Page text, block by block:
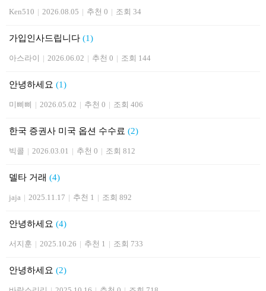
Ken510 | 2026.08.05 | 추천 0 | 조회 34
가입인사드립니다 (1)
아스라이 | 2026.06.02 | 추천 0 | 조회 144
안녕하세요 (1)
미삐삐 | 2026.05.02 | 추천 0 | 조회 406
한국 증권사 미국 옵션 수수료 (2)
빅콜 | 2026.03.01 | 추천 0 | 조회 812
델타 거래 (4)
jaja | 2025.11.17 | 추천 1 | 조회 892
안녕하세요 (4)
서지훈 | 2025.10.26 | 추천 1 | 조회 733
안녕하세요 (2)